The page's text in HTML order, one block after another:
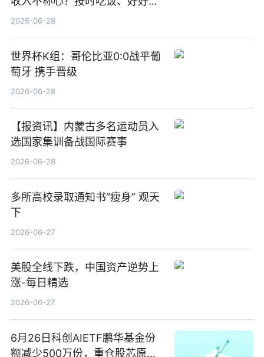
觉
2026-06-28
世界杯K组：哥伦比亚0:0战平葡
萄牙 携手晋级
2026-06-28
【报资讯】内蒙古多名运动员入
选国家集训备战国际赛事
2026-06-28
多所高校录取通知书“瘦身” 观天
下
2026-06-27
美股全线下跌，中国资产逆势上
涨-每日精选
2026-06-27
6月26日科创AIETF鹏华基金份
额减少500万份，重仓股芯原股